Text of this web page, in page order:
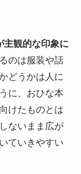
主観的な印象に
のは服装や話
どうかは人に
に、おひな本
けたものとは
ないまま広が
ていきやすい